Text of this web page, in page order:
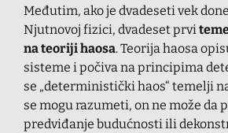
Međutim, ako je dvadeseti vek
Njutnovoj fizici, dvadeset prvi
na teoriji haosa. Teorija haosa
sisteme i počiva na principima
se „deterministički haos“ temelji
se mogu razumeti, on ne može da
predviđanje budućnosti ili